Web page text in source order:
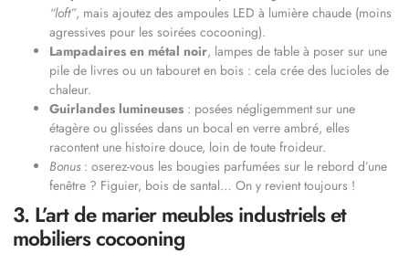
“loft”, mais ajoutez des ampoules LED à lumière chaude (moins
agressives pour les soirées cocooning).
Lampadaires en métal noir, lampes de table à poser sur une
pile de livres ou un tabouret en bois : cela crée des lucioles de
chaleur.
Guirlandes lumineuses : posées négligemment sur une
étagère ou glissées dans un bocal en verre ambré, elles
racontent une histoire douce, loin de toute froideur.
Bonus: oserez-vous les bougies parfumées sur le rebord d’une
fenêtre ? Figuier, bois de santal… On y revient toujours !
3. L’art de marier meubles industriels et
mobiliers cocooning